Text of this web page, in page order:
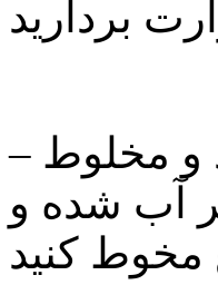
– مخلوط آرد، مغزها و میوه ها را داخل کاسه بریزید و مخلوط
آب شده و